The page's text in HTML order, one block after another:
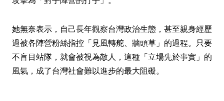
她無奈表示，自己長年觀察台灣政治生態，甚至親身經歷
過被各陣營粉絲指控「見風轉舵、牆頭草」的過程。只要
不盲目站隊，就會被視為敵人，這種「立場先於事實」的
風氣，成了台灣社會難以進步的最大阻礙。